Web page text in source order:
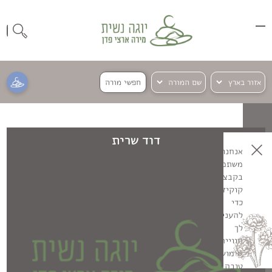
חפשי מורה
אנחנו
משתמשים
בקבצי
קוקיז
כדי
להעניק
לך
חוויית
שימוש
טובה
דוד שרית